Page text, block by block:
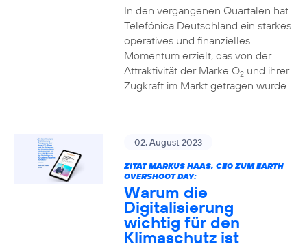
In den vergangenen Quartalen hat
Telefónica Deutschland ein starkes
operatives und finanzielles
Momentum erzielt, das von der
Attraktivität der Marke O2und ihrer
Zugkraft im Markt getragen wurde.
02. August 2023
ZITAT MARKUS HAAS, CEO ZUM EARTH
OVERSHOOT DAY:
Warum die
Digitalisierung
wichtig für den
Klimaschutz ist